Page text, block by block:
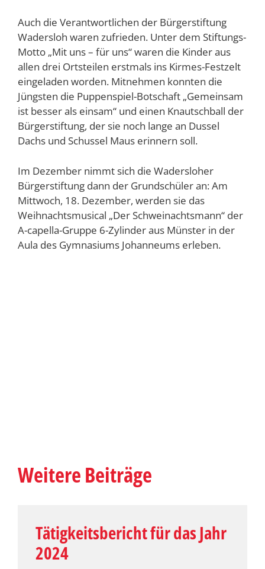
Auch die Verantwortlichen der Bürgerstiftung
Wadersloh waren zufrieden. Unter dem Stiftungs-
Motto „Mit uns – für uns“ waren die Kinder aus
allen drei Ortsteilen erstmals ins Kirmes-Festzelt
eingeladen worden. Mitnehmen konnten die
Jüngsten die Puppenspiel-Botschaft „Gemeinsam
ist besser als einsam“ und einen Knautschball der
Bürgerstiftung, der sie noch lange an Dussel
Dachs und Schussel Maus erinnern soll.
Im Dezember nimmt sich die Wadersloher
Bürgerstiftung dann der Grundschüler an: Am
Mittwoch, 18. Dezember, werden sie das
Weihnachtsmusical „Der Schweinachtsmann“ der
A-capella-Gruppe 6-Zylinder aus Münster in der
Aula des Gymnasiums Johanneums erleben.
Weitere Beiträge
Tätigkeitsbericht für das Jahr
2024